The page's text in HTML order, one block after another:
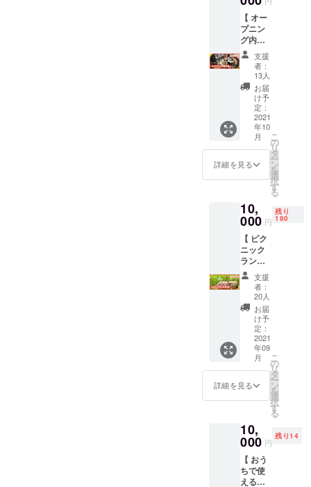
・ボタ
ニカル
な玉手
箱（箱
サイ
ズ：縦
16cm×
高さ
2.5cm
程度）
・モス
グリー
紐（ミ
ニガー
方 説明
書付
き） ※
リター
ンは「
ATAMI
On
Flowers
」さん
から発
送しま
す ※ 植
物の種
類は季
節で変
す ※ お
届予定
年9月〜
10月を
予定し
ていま
す ※ 材
料の調
が変わ
りま
す） を
お選び
いただ
けるリ
ターン
です。
〈リ
ターン
内容〉
・お礼
の気持
めた
メッ
材の
オー
ダーメ
イド箸
（1膳）
・箸袋
〈箸の
長さに
つい
て〉 人
の手に
合う箸
の長さ
は「一
咫半
あたは
ん）」
ます。
親指と
人差し
指を直
角に広
用プラ
ンク
材」も
セット
にしま
した！
プラン
ク材の
上にア
タミマ
スを載
せて
オーブ
ンで焼
くだけ
キの香
りが漂
うので
お試し
あれ〜
〈内
容〉 ・
お礼の
気持ち
を込め
たメッ
セージ
・宇田
水産の
ローズ
入りア
タミマ
ス（計3
真空
パック
x2個 合
計6切
れ） ・
海で
育った
橙(だい
だい)
を、橙
を育て
た天然
の湧き
水で蒸
留し
た、純
熱海産
の「橙
精油」
です。
使える
「ヒノ
キアロ
マ台」
は、キ
コリー
ズの伐
採した
間伐ヒ
ノキか
ら作り
まし
た！ ス
マホサ
イズの
アロマ
台で森
りに包
まれて
くださ
い〜
〈内
【 オー
プニン
グ内覧
会の参
加券 】
完成し
たウッ
ドデッ
キのお
披露目
を兼ね
「オー
プニン
グ内覧
会」へ
チケッ
トをお
届けし
ます。
開催時
間中は
キコ
リーズ
メン
バーが
常駐し
てお
り、説
明付き
で案内
もさせ
ていた
も様々
な催し
を考え
ており
ますの
で、ぜ
支援
者：
13人
お届
け予
定：
2021
年10
月
詳細を見る
こ
の
リ
タ
ー
ン
を
選
択
す
る
10,
000 円
残り
180
【 ピク
ニック
ランチ
券 】 今
回整備
する『
ATAMI
Green
Field
with
Kicolly
Marie
』のエ
リア内
にある
Marie's
Kitchen
」で利
用でき
るラン
チ券(2
支援
者：
20人
お届
け予
定：
2021
年09
月
詳細を見る
こ
の
リ
タ
ー
ン
を
選
択
す
る
10,
000 円
残り14
【 おう
ちで使
える間